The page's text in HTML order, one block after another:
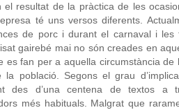
el resultat de la pràctica de les
té uns versos diferents.
de porc i durant el carnaval i
gairebé mai no són creades en
es fan per a aquella circumstància
població. Segons el grau
des d’una centena de textos a
més habituals. Malgrat que